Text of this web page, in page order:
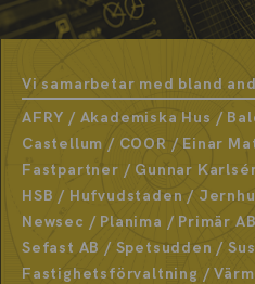
Vi samarbetar med bland
AFRY / Akademiska Hus /
Castellum / COOR / Einar
Fastpartner / Gunnar
HSB / Hufvudstaden /
Newsec / Planima / Primär
Sefast AB / Spetsudden /
Fastighetsförvaltning /